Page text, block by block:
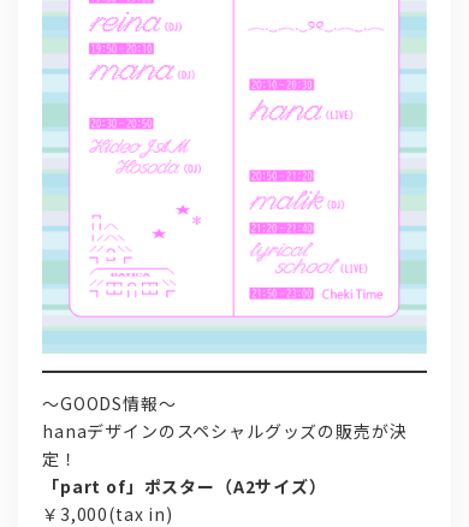
～GOODS情報～
hanaデザインのスペシャルグッズの販売が決
定！
「part of」ポスター（A2サイズ）
￥3,000(tax in)